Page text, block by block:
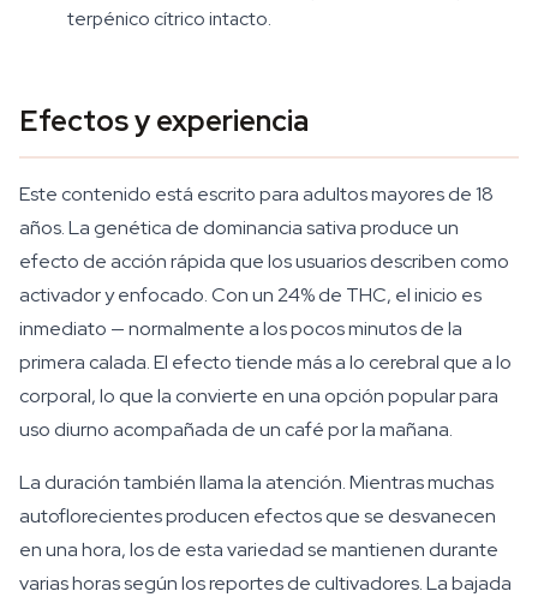
terpénico cítrico intacto.
Efectos y experiencia
Este contenido está escrito para adultos mayores de 18
años. La genética de dominancia sativa produce un
efecto de acción rápida que los usuarios describen como
activador y enfocado. Con un 24% de THC, el inicio es
inmediato — normalmente a los pocos minutos de la
primera calada. El efecto tiende más a lo cerebral que a lo
corporal, lo que la convierte en una opción popular para
uso diurno acompañada de un café por la mañana.
La duración también llama la atención. Mientras muchas
autoflorecientes producen efectos que se desvanecen
en una hora, los de esta variedad se mantienen durante
varias horas según los reportes de cultivadores. La bajada